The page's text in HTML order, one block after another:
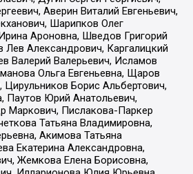
Аверин Виталий Евгеньевич,
Шарипков Олег
Ароновна, Шведов Григорий
Лев Александрович, Каргалицкий
Валерий Валерьевич, Исламов
Ольга Евгеньевна, Щаров
Цирульников Борис Альбертович,
Паутов Юрий Анатольевич,
Маркович, Пислакова-Паркер
Татьяна Владимировна,
Акимова Татьяна
Екатерина Александровна,
Жемкова Елена Борисовна,